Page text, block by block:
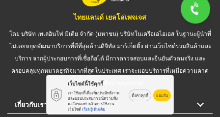
ไทยแลนด์ เยลโล่เพจเจส
โดย บริษัท เทเลอินโฟ มีเดีย จำกัด (มหาชน) บริษัทในเครือเอไอเอส ในฐานะผู้นำที่
ไม่เคยหยุดพัฒนาบริการที่ดีที่สุดด้านดิจิทัล มาร์เก็ตติ้ง ผ่านเว็บไซต์รวมสินค้าและ
บริการ จากผู้ประกอบการที่เชื่อถือได้ มีการตรวจสอบและยืนยันตัวตนจริง และ
ครอบคลุมทุกหมวดธุรกิจมากที่สุดในประเทศ เราจะมอบบริการที่เหนือความคาด
หมาย จากทีมงานคุณภาพ
เกี่ยวกับเรา
เว็บไซต์นี้ใช้คุกกี้
เราใช้คุกกี้เพื่อเพิ่มประสิทธิภาพ
และมอบประสบการณ์ความพึง
พอใจของท่านในการใช้งาน
เว็บไซต์เรียนรู้เพิ่มเติม
ตั้งค่าคุกกี้ ยอมรับ